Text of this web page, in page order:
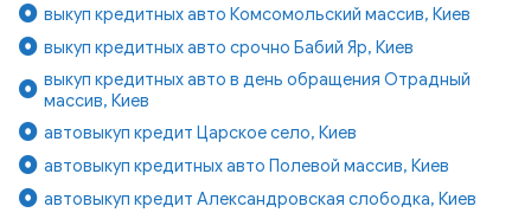
выкуп кредитных авто Комсомольский массив, Киев
выкуп кредитных авто срочно Бабий Яр, Киев
выкуп кредитных авто в день обращения Отрадный
массив, Киев
автовыкуп кредит Царское село, Киев
автовыкуп кредитных авто Полевой массив, Киев
автовыкуп кредит Александровская слободка, Киев